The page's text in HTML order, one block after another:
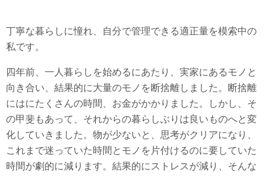
丁寧な暮らしに憧れ、自分で管理できる適正量を模索中の
私です。
四年前、一人暮らしを始めるにあたり、実家にあるモノと
向き合い、結果的に大量のモノを断捨離しました。断捨離
にはにたくさんの時間、お金がかかりました。しかし、そ
の甲斐もあって、それからの暮らしぶりは良いものへと変
化していきました。物が少ないと、思考がクリアになり、
これまで迷っていた時間とモノを片付けるのに要していた
時間が劇的に減ります。結果的にストレスが減り、そんな